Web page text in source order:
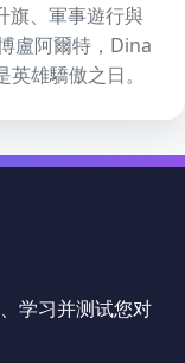
旗、軍事遊行與
盧阿爾特，Dina
雄驕傲之日。
学习并测试您对